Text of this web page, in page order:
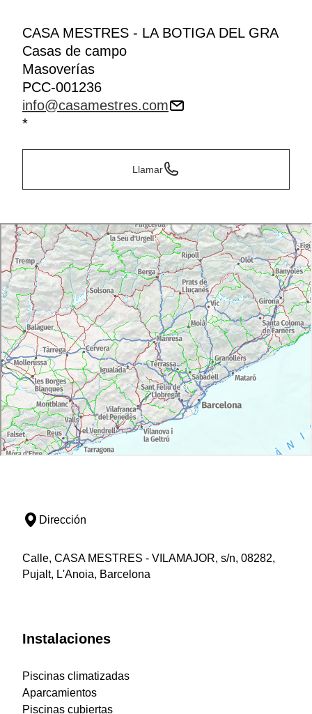
CASA MESTRES - LA BOTIGA DEL GRA
Casas de campo
Masoverías
PCC-001236
info@casamestres.com
*
Llamar
Dirección
Calle, CASA MESTRES - VILAMAJOR, s/n, 08282,
Pujalt, L'Anoia, Barcelona
Instalaciones
Piscinas climatizadas
Aparcamientos
Piscinas cubiertas